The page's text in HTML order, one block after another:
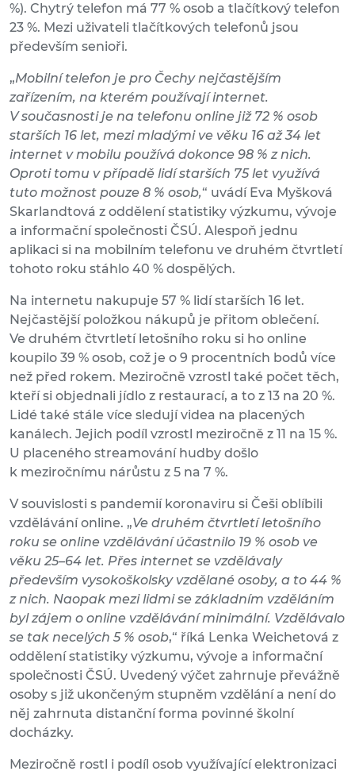
%). Chytrý telefon má 77 % osob a tlačítkový telefon
23 %. Mezi uživateli tlačítkových telefonů jsou
především senioři.
„Mobilní telefon je pro Čechy nejčastějším
zařízením, na kterém používají internet.
V současnosti je na telefonu online již 72 % osob
starších 16 let, mezi mladými ve věku 16 až 34 let
internet v mobilu používá dokonce 98 % z nich.
Oproti tomu v případě lidí starších 75 let využívá
tuto možnost pouze 8 % osob,“ uvádí Eva Myšková
Skarlandtová z oddělení statistiky výzkumu, vývoje
a informační společnosti ČSÚ. Alespoň jednu
aplikaci si na mobilním telefonu ve druhém čtvrtletí
tohoto roku stáhlo 40 % dospělých.
Na internetu nakupuje 57 % lidí starších 16 let.
Nejčastější položkou nákupů je přitom oblečení.
Ve druhém čtvrtletí letošního roku si ho online
koupilo 39 % osob, což je o 9 procentních bodů více
než před rokem. Meziročně vzrostl také počet těch,
kteří si objednali jídlo z restaurací, a to z 13 na 20 %.
Lidé také stále více sledují videa na placených
kanálech. Jejich podíl vzrostl meziročně z 11 na 15 %.
U placeného streamování hudby došlo
k meziročnímu nárůstu z 5 na 7 %.
V souvislosti s pandemií koronaviru si Češi oblíbili
vzdělávání online. „Ve druhém čtvrtletí letošního
roku se online vzdělávání účastnilo 19 % osob ve
věku 25–64 let. Přes internet se vzdělávaly
především vysokoškolsky vzdělané osoby, a to 44 %
z nich. Naopak mezi lidmi se základním vzděláním
byl zájem o online vzdělávání minimální. Vzdělávalo
se tak necelých 5 % osob,“ říká Lenka Weichetová z
oddělení statistiky výzkumu, vývoje a informační
společnosti ČSÚ. Uvedený výčet zahrnuje převážně
osoby s již ukončeným stupněm vzdělání a není do
něj zahrnuta distanční forma povinné školní
docházky.
Meziročně rostl i podíl osob využívající elektronizaci